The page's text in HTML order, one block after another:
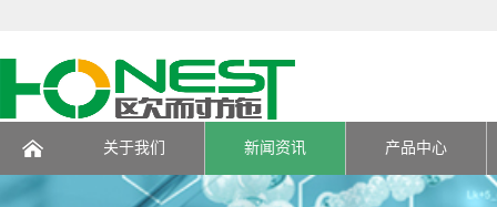
关于我们 新闻资讯 产品中心